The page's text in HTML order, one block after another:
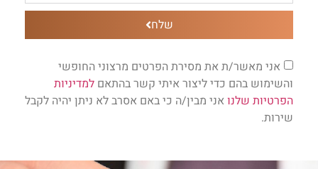
אני מאשר/ת את מסירת הפרטים מרצוני החופשי
והשימוש בהם כדי ליצור איתי קשר בהתאם למדיניות
הפרטיות שלנו אני מבין/ה כי באם אסרב לא ניתן יהיה לקבל
שירות.
שלח